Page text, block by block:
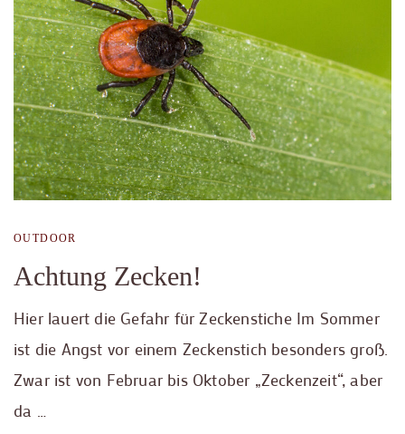
OUTDOOR
Achtung Zecken!
Hier lauert die Gefahr für Zeckenstiche Im Sommer
ist die Angst vor einem Zeckenstich besonders groß.
Zwar ist von Februar bis Oktober „Zeckenzeit“, aber
da …